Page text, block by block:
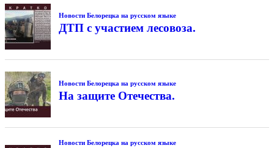
Новости Белорецка на русском языке
ДТП с участием лесовоза.
Новости Белорецка на русском языке
На защите Отечества.
Новости Белорецка на русском языке